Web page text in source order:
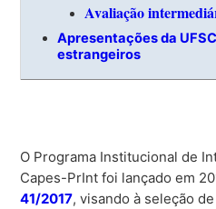
Avaliação
Apresentações da
estrangeiros
O Programa Institucional de
Capes-PrInt foi lançado em
41/2017, visando à seleção